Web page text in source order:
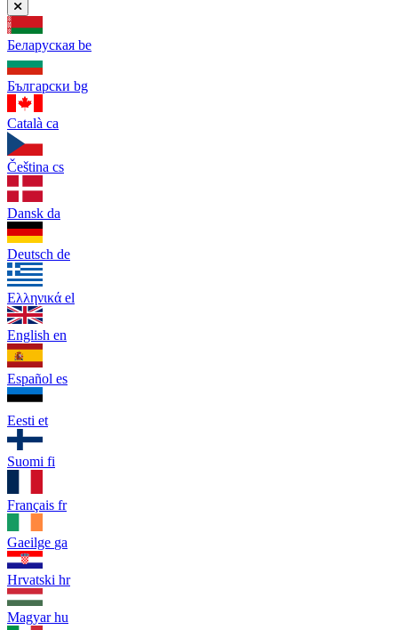
Беларуская be
Български bg
Català ca
Čeština cs
Dansk da
Deutsch de
Ελληνικά el
English en
Español es
Eesti et
Suomi fi
Français fr
Gaeilge ga
Hrvatski hr
Magyar hu